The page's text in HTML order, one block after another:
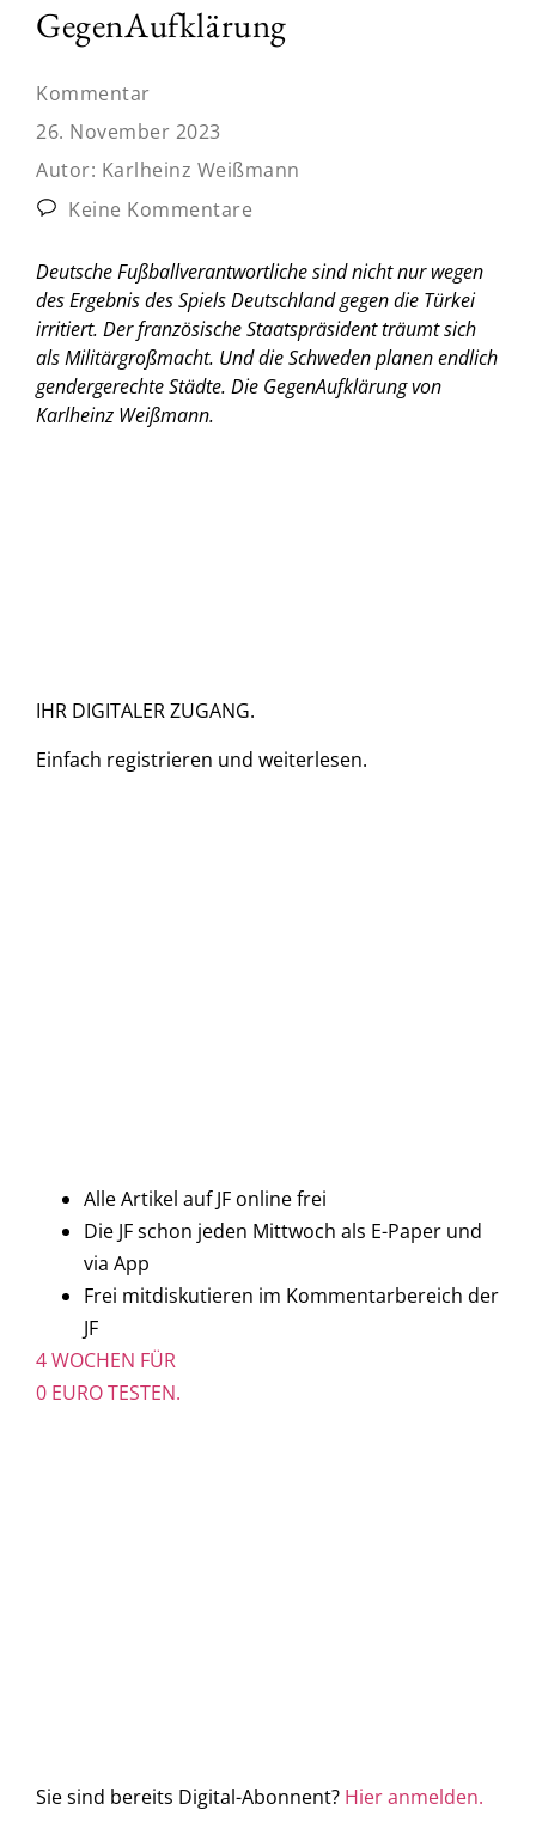
GegenAufklärung
Kommentar
26. November 2023
Autor: Karlheinz Weißmann
Keine Kommentare
Deutsche Fußballverantwortliche sind nicht nur wegen
des Ergebnis des Spiels Deutschland gegen die Türkei
irritiert. Der französische Staatspräsident träumt sich
als Militärgroßmacht. Und die Schweden planen endlich
gendergerechte Städte. Die GegenAufklärung von
Karlheinz Weißmann.
IHR DIGITALER ZUGANG.
Einfach registrieren und weiterlesen.
Alle Artikel auf JF online frei
Die JF schon jeden Mittwoch als E-Paper und
via App
Frei mitdiskutieren im Kommentarbereich der
JF
4 WOCHEN FÜR
0 EURO TESTEN.
Sie sind bereits Digital-Abonnent? Hier anmelden.